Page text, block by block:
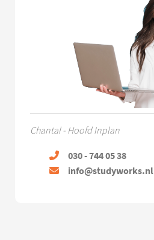
Chantal - Hoofd Inplan
030 - 744 05 38
info@studyworks.nl